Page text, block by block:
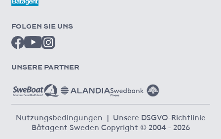
FOLGEN SIE UNS
UNSERE PARTNER
Nutzungsbedingungen | Unsere DSGVO-Richtlinie
Båtagent Sweden Copyright © 2004 - 2026